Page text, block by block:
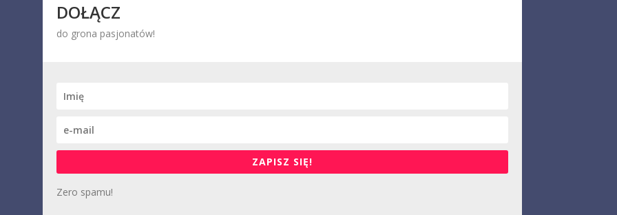
DOŁĄCZ
do grona pasjonatów!
ZAPISZ SIĘ!
Zero spamu!